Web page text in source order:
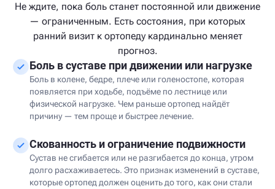
Не ждите, пока боль станет постоянной или движение
— ограниченным. Есть состояния, при которых
ранний визит к ортопеду кардинально меняет
прогноз.
Боль в суставе при движении или нагрузке
Боль в колене, бедре, плече или голеностопе, которая
появляется при ходьбе, подъёме по лестнице или
физической нагрузке. Чем раньше ортопед найдёт
причину — тем проще и быстрее лечение.
Скованность и ограничение подвижности
Сустав не сгибается или не разгибается до конца, утром
долго расхаживаетесь. Это признак изменений в суставе,
которые ортопед должен оценить до того, как они стали